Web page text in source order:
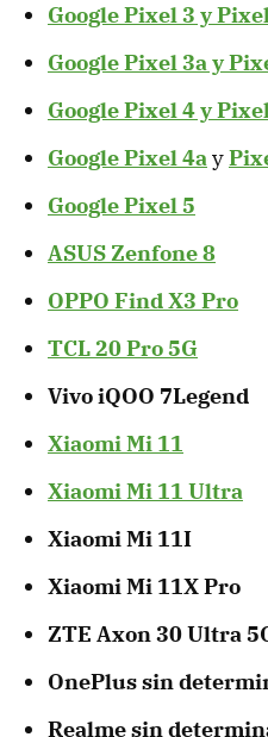
Google Pixel 3 y
Google Pixel 3a y
Google Pixel 4 y
Google Pixel 4ay
Google Pixel 5
ASUS Zenfone 8
OPPO Find X3 Pro
TCL 20 Pro 5G
Vivo iQOO 7Legend
Xiaomi Mi 11
Xiaomi Mi 11 Ultra
Xiaomi Mi 11I
Xiaomi Mi 11X Pro
ZTE Axon 30 Ultra
OnePlus sin
Realme sin